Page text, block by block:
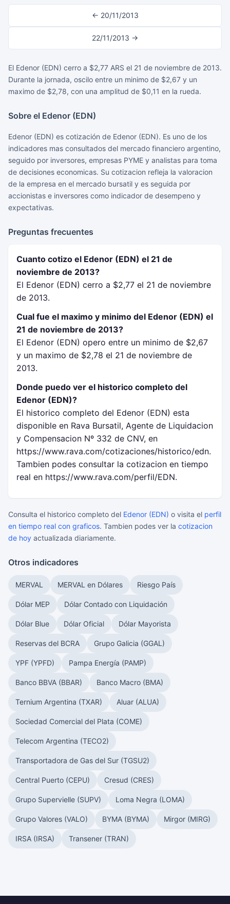
← 20/11/2013
22/11/2013 →
El Edenor (EDN) cerro a $2,77 ARS el 21 de noviembre de 2013.
Durante la jornada, oscilo entre un minimo de $2,67 y un
maximo de $2,78, con una amplitud de $0,11 en la rueda.
Sobre el Edenor (EDN)
Edenor (EDN) es cotización de Edenor (EDN). Es uno de los
indicadores mas consultados del mercado financiero argentino,
seguido por inversores, empresas PYME y analistas para toma
de decisiones economicas. Su cotizacion refleja la valoracion
de la empresa en el mercado bursatil y es seguida por
accionistas e inversores como indicador de desempeno y
expectativas.
Preguntas frecuentes
Cuanto cotizo el Edenor (EDN) el 21 de
noviembre de 2013?
El Edenor (EDN) cerro a $2,77 el 21 de noviembre
de 2013.
Cual fue el maximo y minimo del Edenor (EDN) el
21 de noviembre de 2013?
El Edenor (EDN) opero entre un minimo de $2,67
y un maximo de $2,78 el 21 de noviembre de
2013.
Donde puedo ver el historico completo del
Edenor (EDN)?
El historico completo del Edenor (EDN) esta
disponible en Rava Bursatil, Agente de Liquidacion
y Compensacion Nº 332 de CNV, en
https://www.rava.com/cotizaciones/historico/edn.
Tambien podes consultar la cotizacion en tiempo
real en https://www.rava.com/perfil/EDN.
Consulta el historico completo del Edenor (EDN) o visita el perfil
en tiempo real con graficos. Tambien podes ver la cotizacion
de hoy actualizada diariamente.
Otros indicadores
MERVAL MERVAL en Dólares Riesgo País
Dólar MEP Dólar Contado con Liquidación
Dólar Blue Dólar Oficial Dólar Mayorista
Reservas del BCRA Grupo Galicia (GGAL)
YPF (YPFD) Pampa Energía (PAMP)
Banco BBVA (BBAR) Banco Macro (BMA)
Ternium Argentina (TXAR) Aluar (ALUA)
Sociedad Comercial del Plata (COME)
Telecom Argentina (TECO2)
Transportadora de Gas del Sur (TGSU2)
Central Puerto (CEPU) Cresud (CRES)
Grupo Supervielle (SUPV) Loma Negra (LOMA)
Grupo Valores (VALO) BYMA (BYMA) Mirgor (MIRG)
IRSA (IRSA) Transener (TRAN)